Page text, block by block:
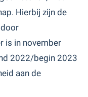
Hierbij zijn de
is in november
2022/begin 2023
aan de